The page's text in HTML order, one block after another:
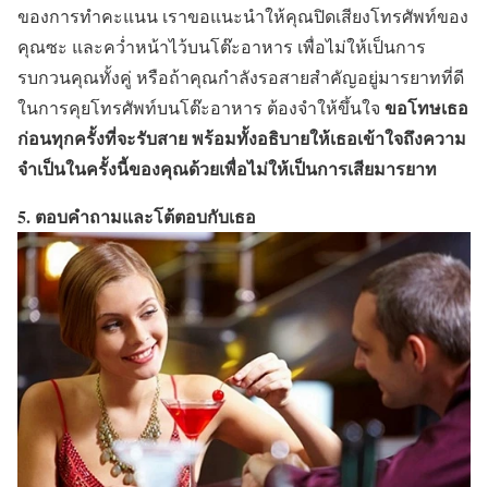
ของการทำคะแนน เราขอแนะนำให้คุณปิดเสียงโทรศัพท์ของ
คุณซะ และคว่ำหน้าไว้บนโต๊ะอาหาร เพื่อไม่ให้เป็นการ
รบกวนคุณทั้งคู่ หรือถ้าคุณกำลังรอสายสำคัญอยู่มารยาทที่ดี
ในการคุยโทรศัพท์บนโต๊ะอาหาร ต้องจำให้ขึ้นใจ ขอโทษเธอ
ก่อนทุกครั้งที่จะรับสาย พร้อมทั้งอธิบายให้เธอเข้าใจถึงความ
จำเป็นในครั้งนี้ของคุณด้วยเพื่อไม่ให้เป็นการเสียมารยาท
5. ตอบคำถามและโต้ตอบกับเธอ